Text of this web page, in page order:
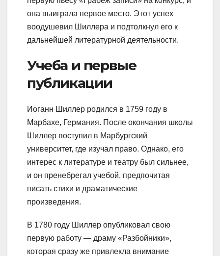
она выиграла первое место. Этот успех
воодушевил Шиллера и подтолкнул его к
дальнейшей литературной деятельности.
Учеба и первые
публикации
Иоганн Шиллер родился в 1759 году в
Марбахе, Германия. После окончания школы
Шиллер поступил в Марбургский
университет, где изучал право. Однако, его
интерес к литературе и театру был сильнее,
и он пренебрегал учебой, предпочитая
писать стихи и драматические
произведения.
В 1780 году Шиллер опубликовал свою
первую работу — драму «Разбойники»,
которая сразу же привлекла внимание